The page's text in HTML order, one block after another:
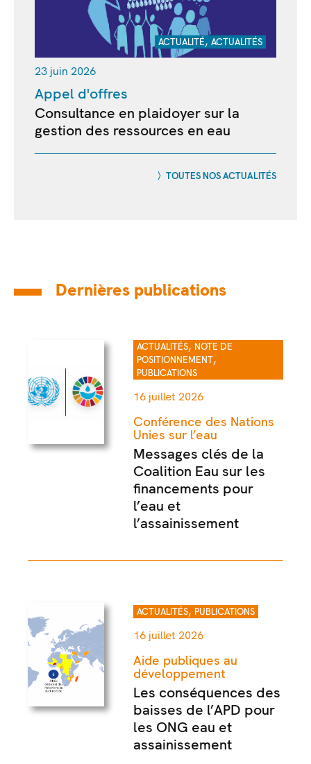
ACTUALITÉ, ACTUALITÉS
23 juin 2026
Appel d'offres
Consultance en plaidoyer sur la
gestion des ressources en eau
TOUTES NOS ACTUALITÉS
Dernières publications
ACTUALITÉS, NOTE DE
POSITIONNEMENT,
PUBLICATIONS
16 juillet 2026
Conférence des Nations
Unies sur l’eau
Messages clés de la
Coalition Eau sur les
financements pour
l’eau et
l’assainissement
ACTUALITÉS, PUBLICATIONS
16 juillet 2026
Aide publiques au
développement
Les conséquences des
baisses de l’APD pour
les ONG eau et
assainissement